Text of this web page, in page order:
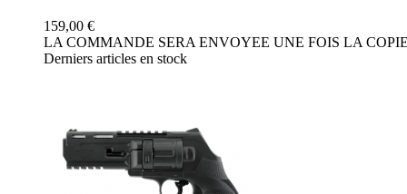
159,00 €
LA COMMANDE SERA ENVOYEE UNE FOIS LA
Derniers articles en stock